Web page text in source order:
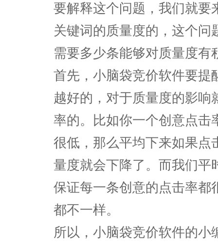
要解释这个问题，我们就要
关键词的质量度的，这个
需要多少条能够对质量度有
首先，小脑袋竞价软件要提
越好的，对于质量度的影
率的。比如你一个创意点击
很低，那么平均下来如果点
量度就会下降了。而我们平
保证每一条创意的点击率都
都不一样。
所以，小脑袋竞价软件的